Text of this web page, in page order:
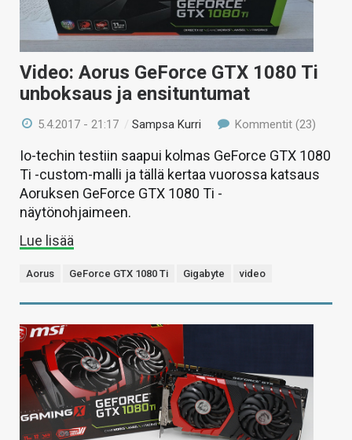
Video: Aorus GeForce GTX 1080 Ti
unboksaus ja ensituntumat
5.4.2017 - 21:17 /Sampsa Kurri Kommentit (23)
Io-techin testiin saapui kolmas GeForce GTX 1080
Ti -custom-malli ja tällä kertaa vuorossa katsaus
Aoruksen GeForce GTX 1080 Ti -
näytönohjaimeen.
Lue lisää
Aorus GeForce GTX 1080 Ti Gigabyte video